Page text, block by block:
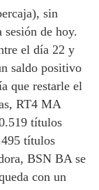
sin
de hoy.
el día 22 y
saldo positivo
que restarle el
RT4 MA
títulos
títulos
BSN BA se
con un